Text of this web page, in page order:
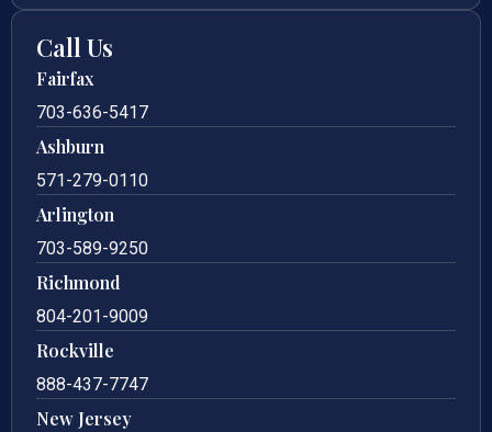
Call Us
Fairfax
703-636-5417
Ashburn
571-279-0110
Arlington
703-589-9250
Richmond
804-201-9009
Rockville
888-437-7747
New Jersey